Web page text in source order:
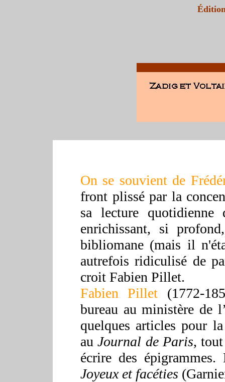
On se souvient de
front plissé par la
sa lecture
enrichissant, si
bibliomane (mais il
autrefois ridiculisé de
croit Fabien Pillet.
Fabien Pillet (1772-
bureau au ministère de
quelques articles pour
auJournal de Paris, tout
écrire des épigrammes.
Joyeux et facéties